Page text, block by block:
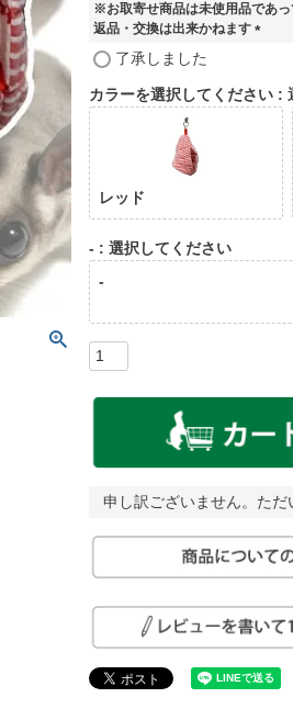
※お取寄せ商品は未使用品であっ
返品・交換は出来かねます
須
)
了承しました
カラーを選択してください
レッド
-
選択してください
-
申し訳ございません。ただ